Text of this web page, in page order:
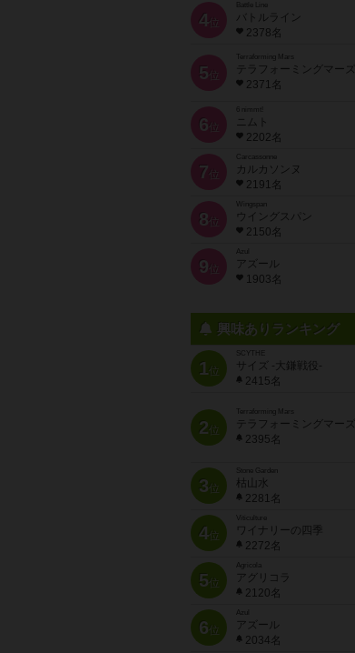
4位
Battle Line
バトルライン
2378名
5 位
Terraforming Mars
テラフォーミングマーズ
2371名
6 位
ニムト
2202名
7 位
Carcassonne
カルカソンヌ
2191名
8 位
Wingspan
ウイングスパン
2150名
9 位
Azul
アズール
1903名
興味ありランキング
1位
SCYTHE
サイズ -大鎌戦役-
2415名
2位
Terraforming Mars
テラフォーミングマーズ
2395名
3位
Stone Garden
枯山水
2281名
4位
Viticulture
ワイナリーの四季
2272名
5位
Agricola
アグリコラ
2120名
6位
Azul
アズール
2034名